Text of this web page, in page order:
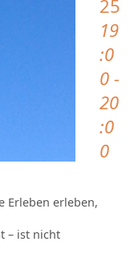
25
19
:0
0 -
20
:0
0
Erleben erleben,
– ist nicht